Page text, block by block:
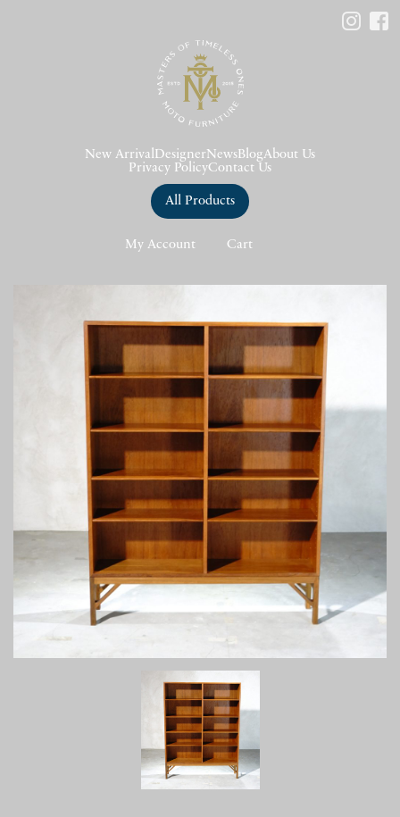
New Arrival DesignerNews BlogAbout Us
Privacy PolicyContact Us
All Products
My Account Cart